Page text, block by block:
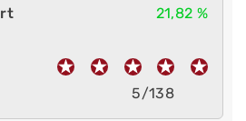
21,82 %
5/138